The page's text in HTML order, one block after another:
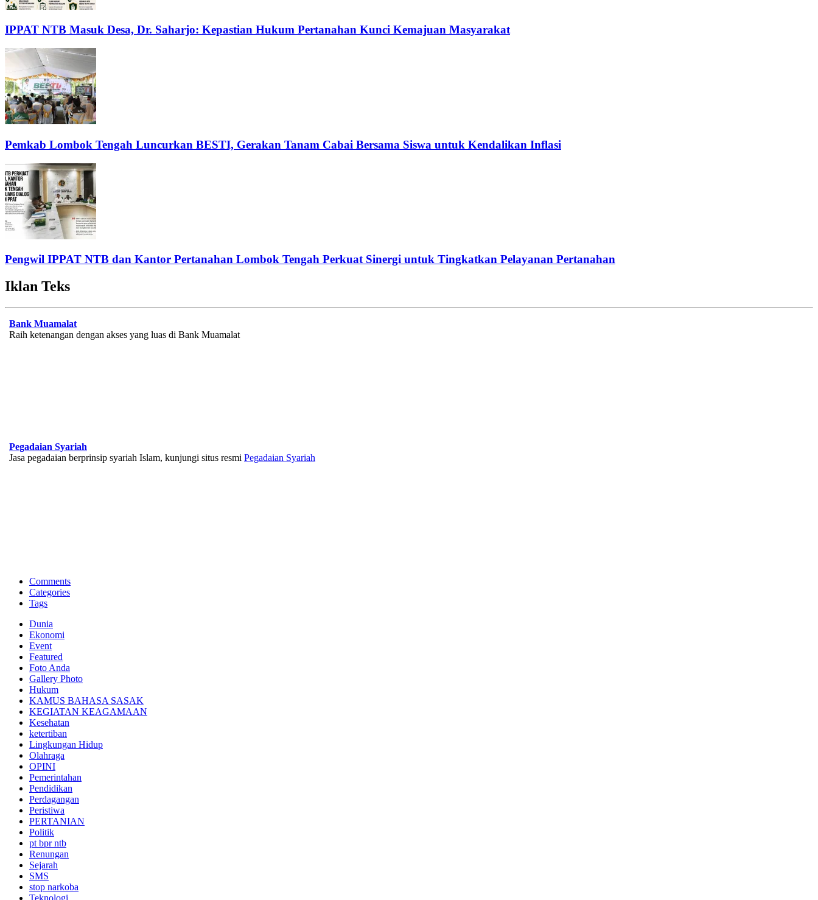
IPPAT NTB Masuk Desa, Dr. Saharjo: Kepastian Hukum Pertanahan Kunci Kemajuan Masyarakat
Pemkab Lombok Tengah Luncurkan BESTI, Gerakan Tanam Cabai Bersama Siswa untuk Kendalikan Inflasi
Pengwil IPPAT NTB dan Kantor Pertanahan Lombok Tengah Perkuat Sinergi untuk Tingkatkan Pelayanan Pertanahan
Iklan Teks
Bank Muamalat
Raih ketenangan dengan akses yang luas di Bank Muamalat
Pegadaian Syariah
Jasa pegadaian berprinsip syariah Islam, kunjungi situs resmi Pegadaian Syariah
Memberikan yang terbaik sesuai kaidah Islam, kunjungi situs resmi
Comments
Categories
Tags
Dunia
Ekonomi
Event
Featured
Foto Anda
Gallery Photo
Hukum
KAMUS BAHASA SASAK
KEGIATAN KEAGAMAAN
Kesehatan
ketertiban
Lingkungan Hidup
Olahraga
OPINI
Pemerintahan
Pendidikan
Perdagangan
Peristiwa
PERTANIAN
Politik
pt bpr ntb
Renungan
Sejarah
SMS
stop narkoba
Teknologi